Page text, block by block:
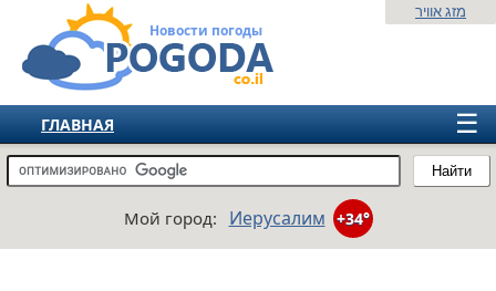
Новости погоды
Найти
מזג אוויר
☰
ГЛАВНАЯ
ИЗРАИЛЬ
ЕВРОПА
Мой город: Иерусалим +34°